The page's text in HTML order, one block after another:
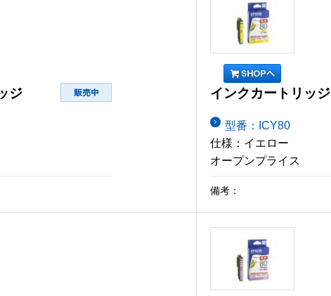
ジ インクカートリッジ
型番：ICY80
仕様：イエロー
オープンプライス
備考：